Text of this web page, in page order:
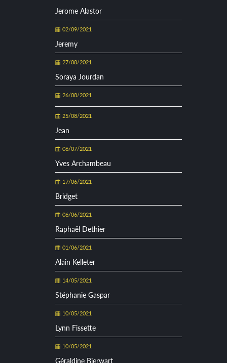
Jerome Alastor
02/09/2021
Jeremy
27/08/2021
Soraya Jourdan
26/08/2021
25/08/2021
Jean
06/07/2021
Yves Archambeau
17/06/2021
Bridget
06/06/2021
Raphaël Dethier
01/06/2021
Alain Kelleter
14/05/2021
Stéphanie Gaspar
10/05/2021
Lynn Fissette
10/05/2021
Géraldine Bierwart